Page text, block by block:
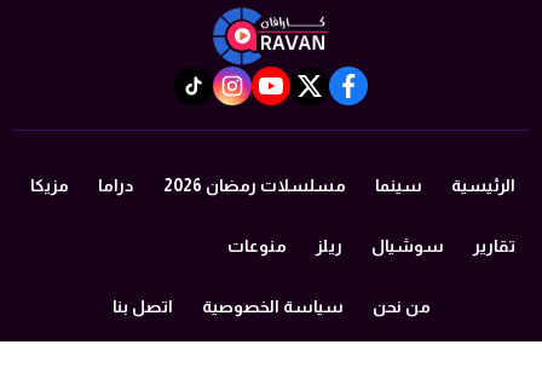
facebook
twitter
youtube
instagram
tiktok
الرئيسية سينما مسلسلات رمضان 2026 دراما مزيكا
تقارير سوشيال ريلز منوعات
من نحن سياسة الخصوصية اتصل بنا